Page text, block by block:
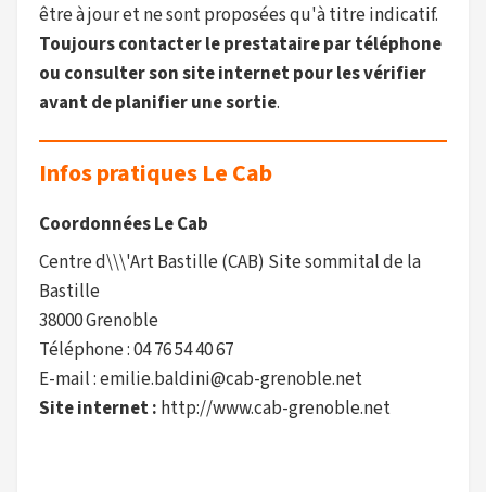
être à jour et ne sont proposées qu'à titre indicatif.
Toujours contacter le prestataire par téléphone
ou consulter son site internet pour les vérifier
avant de planifier une sortie.
Infos pratiques Le Cab
Coordonnées Le Cab
Centre d\\\'Art Bastille (CAB) Site sommital de la
Bastille
38000 Grenoble
Téléphone : 04 76 54 40 67
E-mail : emilie.baldini@cab-grenoble.net
Site internet : http://www.cab-grenoble.net